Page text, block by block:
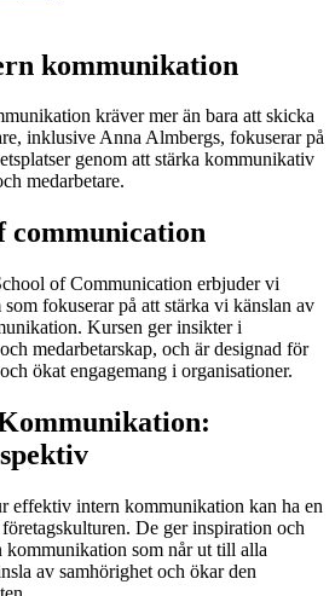
kommunikation
kräver mer än bara att skicka
inklusive Anna Almbergs, fokuserar på
genom att stärka kommunikativ
medarbetare.
communication
of Communication erbjuder vi
som fokuserar på att stärka vi känslan av
Kursen ger insikter i
medarbetarskap, och är designad för
ökat engagemang i organisationer.
effektiv intern kommunikation kan ha en
De ger inspiration och
som når ut till alla
av samhörighet och ökar den